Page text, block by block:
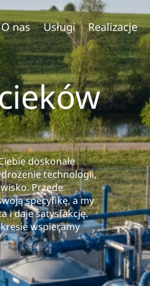
O nas Usługi Realizacje
doskonałe
technologii,
Przede
specyfikę, a my
i daje satysfakcję.
wspieramy